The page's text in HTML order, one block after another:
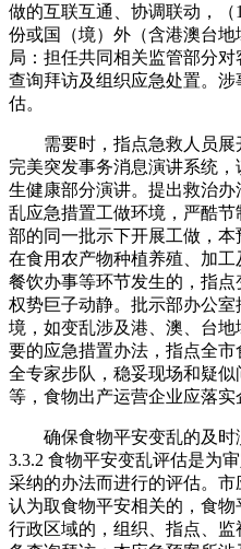
做的互联互通、协调联动，
份或国（境）外（含港澳台
局：担任共同相关监管部分
查询拜访及组织应急处置。
估。
需要时，指点急救人员展
完美突发事务消息演讲系统
生健康部分演讲。提出救治
乱应急措置工做环境，严酷
部的同一批示下开展工做，
在食用农产物种植养殖、加
餐饮办事等环节发生的，指
权势巨子动静。批示部办公
境，如变乱涉及港、澳、台
要的应急措置办法，指点全
全专家步队，稳妥现场和疑
等，食物出产运营企业应落
确保食物平安变乱的及时
3.3.2 食物平安变乱评估是为
采纳的办法而进行的评估。
认为取食物平安相关的，食
行政区域的，组织、指点、